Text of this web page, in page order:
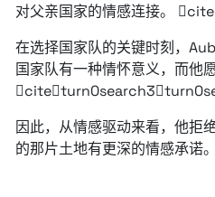
对父亲国家的情感连接。
在选择国家队的关键时刻，
国家队有一种情怀意义，而他
因此，从情感驱动来看，他拒
的那片土地有更深的情感承诺。